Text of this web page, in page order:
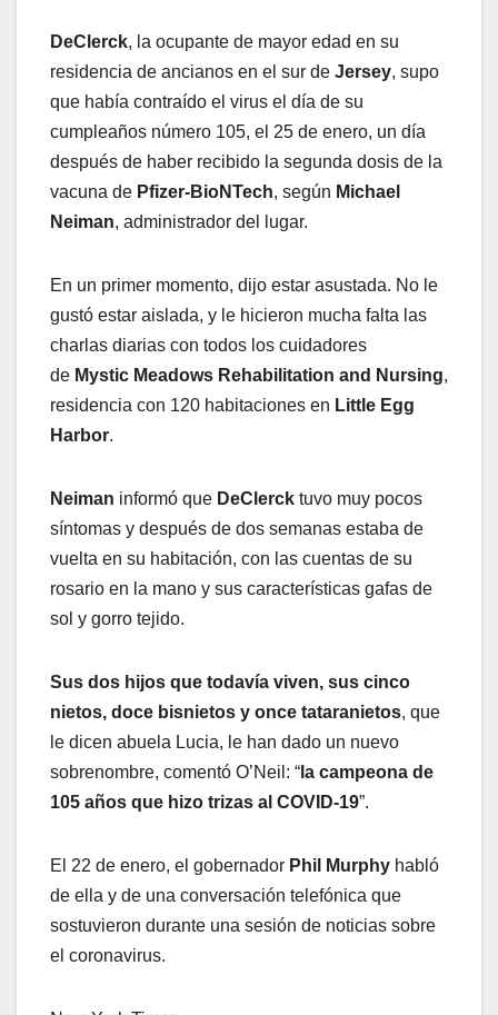
DeClerck, la ocupante de mayor edad en su
residencia de ancianos en el sur de Jersey, supo
que había contraído el virus el día de su
cumpleaños número 105, el 25 de enero, un día
después de haber recibido la segunda dosis de la
vacuna de Pfizer-BioNTech, según Michael
Neiman, administrador del lugar.
En un primer momento, dijo estar asustada. No le
gustó estar aislada, y le hicieron mucha falta las
charlas diarias con todos los cuidadores
de Mystic Meadows Rehabilitation and Nursing,
residencia con 120 habitaciones en Little Egg
Harbor.
Neiman informó que DeClerck tuvo muy pocos
síntomas y después de dos semanas estaba de
vuelta en su habitación, con las cuentas de su
rosario en la mano y sus características gafas de
sol y gorro tejido.
Sus dos hijos que todavía viven, sus cinco
nietos, doce bisnietos y once tataranietos, que
le dicen abuela Lucia, le han dado un nuevo
sobrenombre, comentó O’Neil: “ la campeona de
105 años que hizo trizas al COVID-19”.
El 22 de enero, el gobernador Phil Murphy habló
de ella y de una conversación telefónica que
sostuvieron durante una sesión de noticias sobre
el coronavirus.